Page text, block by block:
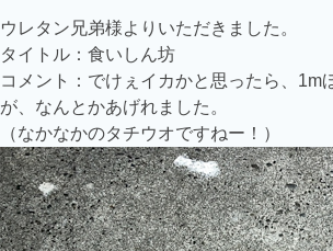
ウレタン兄弟様よりいただきました。
タイトル：食いしん坊
コメント：でけぇイカかと思ったら、1m
が、なんとかあげれました。
（なかなかのタチウオですねー！）